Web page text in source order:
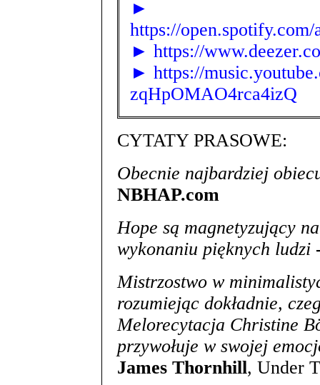
►
https://
► https://
► https://
zqHpOMAO4rca4izQ
CYTATY PRASOWE:
Obecnie najbardziej
NBHAP.com
Hope są magnetyzujący
wykonaniu pięknych ludzi
Mistrzostwo w
rozumiejąc dokładnie,
Melorecytacja Christine
przywołuje w swojej
James Thornhill, Under